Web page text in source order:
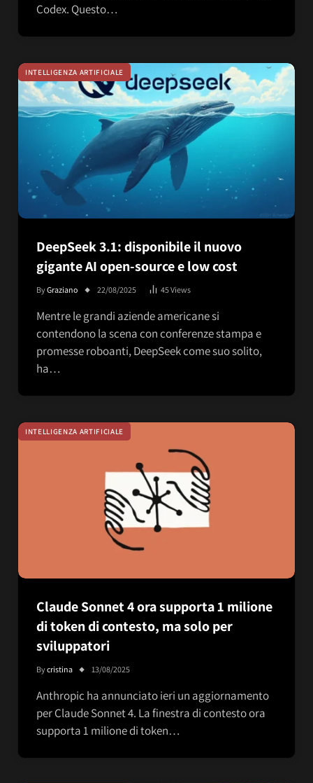
Codex. Questo…
INTELLIGENZA ARTIFICIALE
DeepSeek 3.1: disponibile il nuovo
gigante AI open-source e low cost
ByGraziano 22/08/2025 45Views
Mentre le grandi aziende americane si
contendono la scena con conferenze stampa e
promesse roboanti, DeepSeek come suo solito,
ha…
INTELLIGENZA ARTIFICIALE
Claude Sonnet 4 ora supporta 1 milione
di token di contesto, ma solo per
sviluppatori
Bycristina 13/08/2025
Anthropic ha annunciato ieri un aggiornamento
per Claude Sonnet 4. La finestra di contesto ora
supporta 1 milione di token…